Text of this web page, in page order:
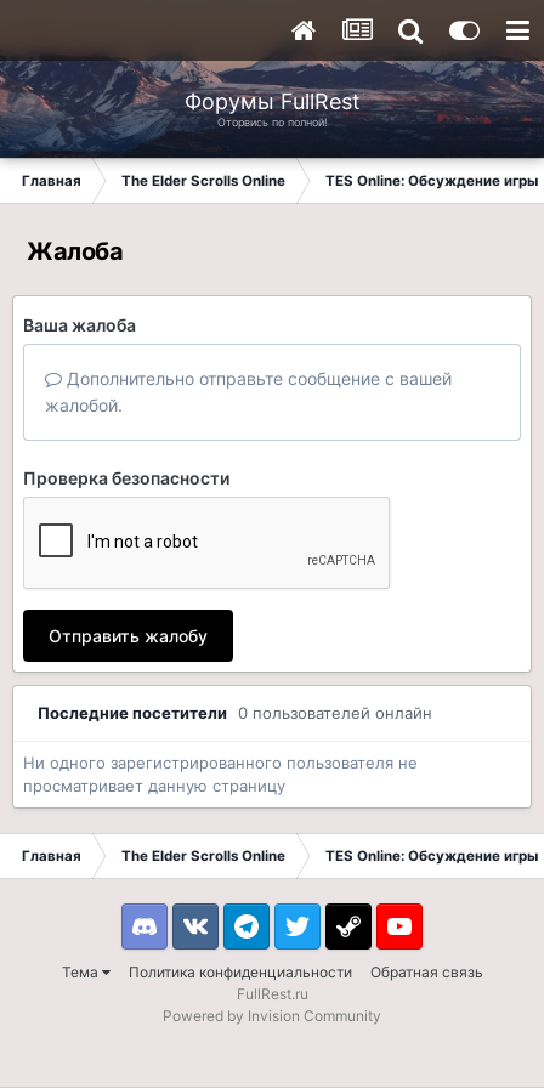
Форумы FullRest
Оторвись по полной!
Главная The Elder Scrolls Online TES Online: Обсуждение игры
Жалоба
Ваша жалоба
Дополнительно отправьте сообщение с вашей
жалобой.
Проверка безопасности
Отправить жалобу
Последние посетители 0 пользователей онлайн
Ни одного зарегистрированного пользователя не
просматривает данную страницу
Главная The Elder Scrolls Online TES Online: Обсуждение игры
Тема Политика конфиденциальности Обратная связь
DiscordVK TelegramTwitter Steam Youtube
FullRest.ru
Powered by Invision Community